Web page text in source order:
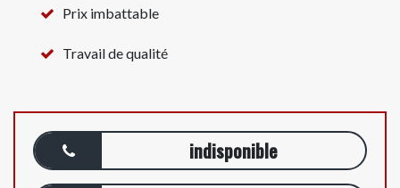
Prix imbattable
Travail de qualité
indisponible